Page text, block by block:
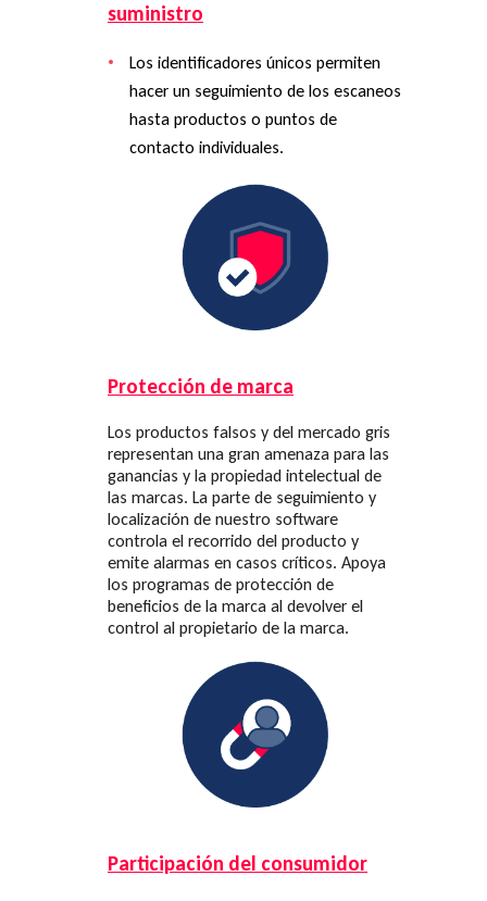
suministro
Los identificadores únicos permiten
hacer un seguimiento de los escaneos
hasta productos o puntos de
contacto individuales.
Protección de marca
Los productos falsos y del mercado gris
representan una gran amenaza para las
ganancias y la propiedad intelectual de
las marcas. La parte de seguimiento y
localización de nuestro software
controla el recorrido del producto y
emite alarmas en casos críticos. Apoya
los programas de protección de
beneficios de la marca al devolver el
control al propietario de la marca.
Participación del consumidor